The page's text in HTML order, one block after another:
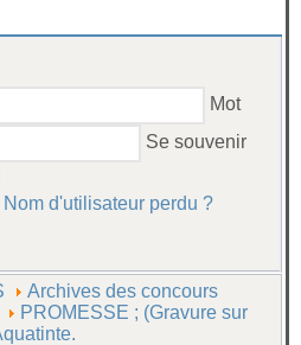
Mot
Se souvenir
Nom d'utilisateur perdu ?
Archives des concours
PROMESSE ; (Gravure sur